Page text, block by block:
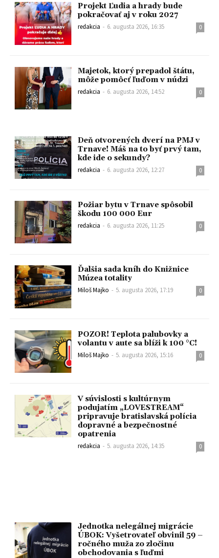
Projekt Ľudia a hrady bude
pokračovať aj v roku 2027
redakcia - 6. augusta 2026, 16:35 0
Majetok, ktorý prepadol štátu,
môže pomôcť ľuďom v núdzi
redakcia - 6. augusta 2026, 14:52 0
Deň otvorených dverí na PMJ v
Trnave! Máš na to byť prvý tam,
kde ide o sekundy?
redakcia - 6. augusta 2026, 12:27 0
Požiar bytu v Trnave spôsobil
škodu 100 000 Eur
redakcia - 6. augusta 2026, 11:25 0
Ďalšia sada kníh do Knižnice
Múzea totality
Miloš Majko - 5. augusta 2026, 17:19 0
POZOR! Teplota palubovky a
volantu v aute sa blíži k 100 °C!
Miloš Majko - 5. augusta 2026, 15:16 0
V súvislosti s kultúrnym
podujatím „LOVESTREAM“
pripravuje bratislavská polícia
dopravné a bezpečnostné
opatrenia
redakcia - 5. augusta 2026, 14:35 0
Jednotka nelegálnej migrácie
ÚBOK: Vyšetrovateľ obvinil 59 –
ročného muža zo zločinu
obchodovania s ľuďmi